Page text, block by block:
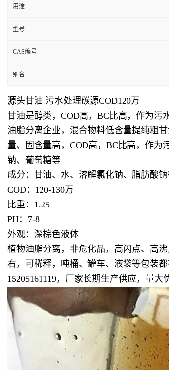
用途
型号
CAS编号
别名
源头甘油 污水处理碳源COD120万
甘油是醇类，COD高，BC比高，作为污
油脂分离企业，混合物料低含量提纯粗
量、固含量高，COD高，BC比高，作
钠、葡萄糖等
成分：甘油、水、溶解氯化钠、脂肪酸
COD：120-130万
比重：1.25
PH：7-8
外观：深棕色液体
植物油脂分离，非危化品，高闪点、高
右，可稀释，吨桶、罐车、液袋等包装
15205161119，厂家长期生产供应，量大